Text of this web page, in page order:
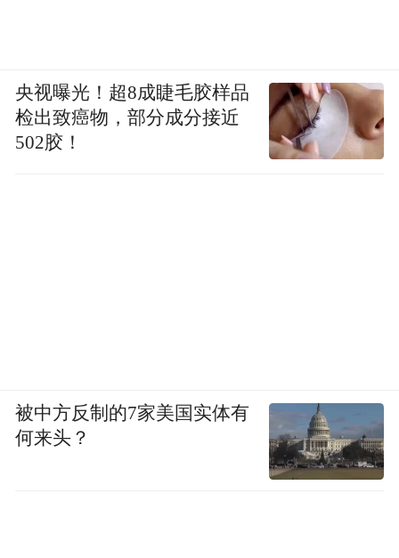
央视曝光！超8成睫毛胶样品
检出致癌物，部分成分接近
502胶！
被中方反制的7家美国实体有
何来头？